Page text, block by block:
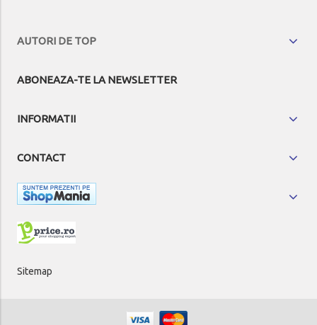
AUTORI DE TOP
ABONEAZA-TE LA NEWSLETTER
INFORMATII
CONTACT
Sitemap